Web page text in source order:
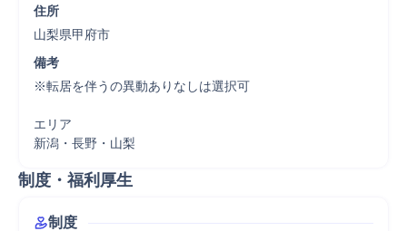
住所
山梨県甲府市
備考
※転居を伴うの異動ありなしは選択可
エリア
新潟・長野・山梨
制度・福利厚生
制度